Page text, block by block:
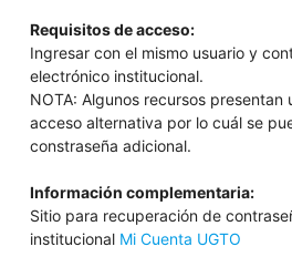
Requisitos de acceso:
Ingresar con el mismo usuario y
electrónico institucional.
NOTA: Algunos recursos
acceso alternativa por lo cuál se
constraseña adicional.
Información complementaria:
Sitio para recuperación de
institucional Mi Cuenta UGTO